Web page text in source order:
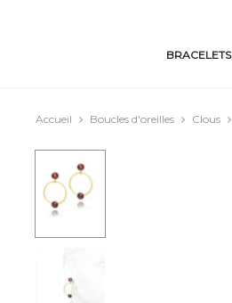
BRACELETS
Accueil Boucles d'oreilles Clous